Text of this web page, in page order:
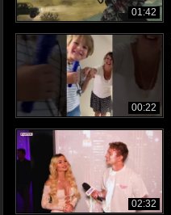
01:42
00:22
02:32